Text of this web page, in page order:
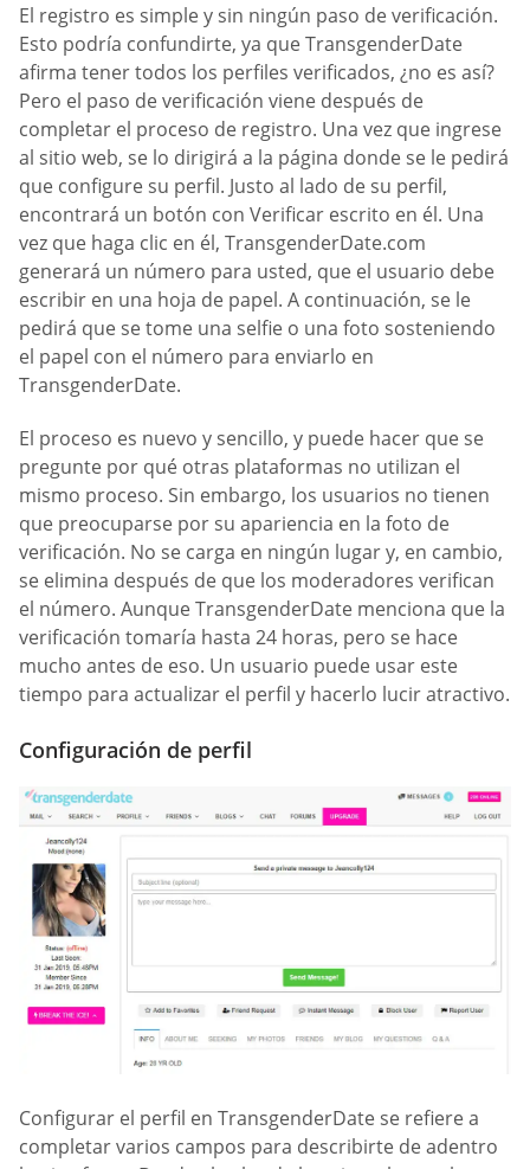
El registro es simple y sin ningún paso de verificación.
Esto podría confundirte, ya que TransgenderDate
afirma tener todos los perfiles verificados, ¿no es así?
Pero el paso de verificación viene después de
completar el proceso de registro. Una vez que ingrese
al sitio web, se lo dirigirá a la página donde se le pedirá
que configure su perfil. Justo al lado de su perfil,
encontrará un botón con Verificar escrito en él. Una
vez que haga clic en él, TransgenderDate.com
generará un número para usted, que el usuario debe
escribir en una hoja de papel. A continuación, se le
pedirá que se tome una selfie o una foto sosteniendo
el papel con el número para enviarlo en
TransgenderDate.
El proceso es nuevo y sencillo, y puede hacer que se
pregunte por qué otras plataformas no utilizan el
mismo proceso. Sin embargo, los usuarios no tienen
que preocuparse por su apariencia en la foto de
verificación. No se carga en ningún lugar y, en cambio,
se elimina después de que los moderadores verifican
el número. Aunque TransgenderDate menciona que la
verificación tomaría hasta 24 horas, pero se hace
mucho antes de eso. Un usuario puede usar este
tiempo para actualizar el perfil y hacerlo lucir atractivo.
Configuración de perfil
Configurar el perfil en TransgenderDate se refiere a
completar varios campos para describirte de adentro